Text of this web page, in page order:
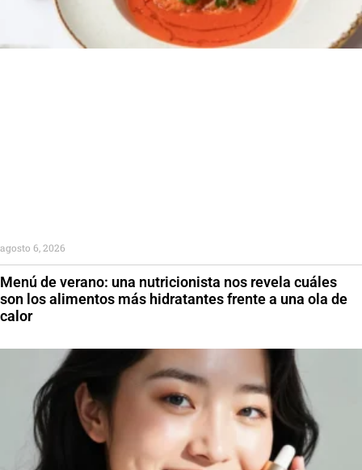
Menú de verano: una nutricionista nos revela cuáles
son los alimentos más hidratantes frente a una ola de
calor
agosto 6, 2026